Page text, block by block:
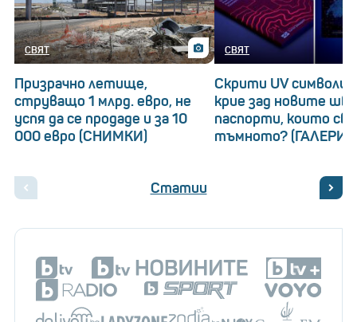
СВЯТ
Призрачно летище,
струващо 1 млрд. евро, не
успя да се продаде и за 10
000 евро (СНИМКИ)
СВЯТ
Скрити UV символи:
крие зад новите
паспорти, които
тъмното?
Статии